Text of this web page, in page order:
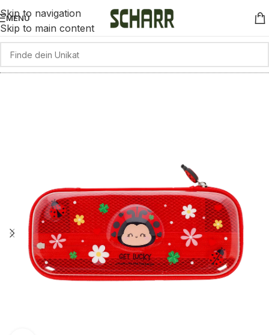
Skip to navigation
Skip to main content
MENÜ